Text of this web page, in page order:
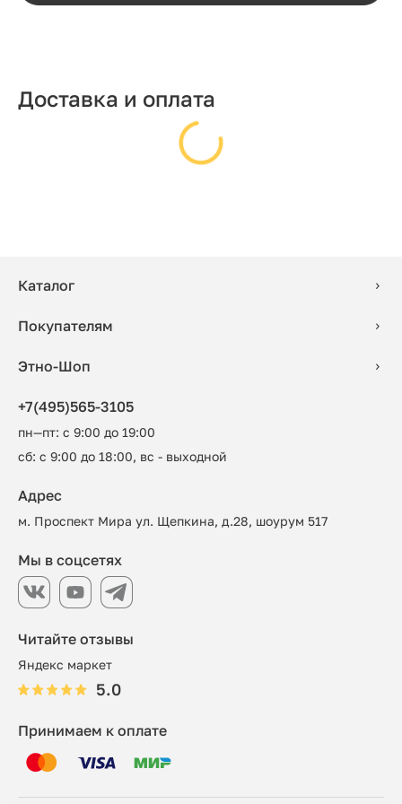
Доставка и оплата
Каталог
Покупателям
Этно-Шоп
+7(495)565-3105
пн—пт: с 9:00 до 19:00
сб: с 9:00 до 18:00, вс - выходной
Читайте отзывы
Яндекс маркет
5.0
Адрес
м. Проспект Мира ул. Щепкина, д.28, шоурум 517
Принимаем к оплате
Мы в соцсетях